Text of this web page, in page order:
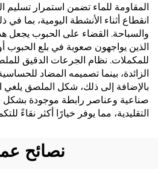
المقاومة للماء تضمن استمرار تسليم
انقطاع أثناء الأنشطة اليومية، بما
والسباحة. القضاء على الحبوب يجعل
الذين يواجهون صعوبة في بلع الحبوب
للمكملات. نظام الجرعات الدقيق
الزائدة، بينما تصميمه المضاد
بالإضافة إلى ذلك، شكل الملصق يلغي
صناعية وعناصر رابطة موجودة بشكل
التقليدية، مما يوفر خيارًا أكثر نقاءً
نصائح